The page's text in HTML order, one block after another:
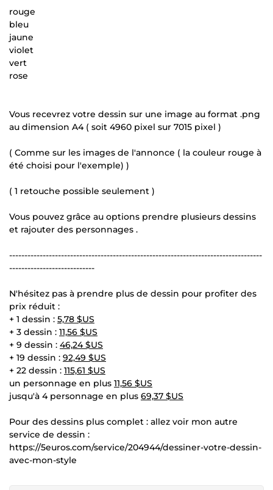
rouge
bleu
jaune
violet
vert
rose
Vous recevrez votre dessin sur une image au format .png
au dimension A4 ( soit 4960 pixel sur 7015 pixel )
( Comme sur les images de l'annonce ( la couleur rouge à
été choisi pour l'exemple) )
( 1 retouche possible seulement )
Vous pouvez grâce au options prendre plusieurs dessins
et rajouter des personnages .
-----------------------------------------------------------------------------------
----------------------------
N'hésitez pas à prendre plus de dessin pour profiter des
prix réduit :
+ 1 dessin : 5,78 $US
+ 3 dessin : 11,56 $US
+ 9 dessin : 46,24 $US
+ 19 dessin : 92,49 $US
+ 22 dessin : 115,61 $US
un personnage en plus 11,56 $US
jusqu'à 4 personnage en plus 69,37 $US
Pour des dessins plus complet : allez voir mon autre
service de dessin :
https://5euros.com/service/204944/dessiner-votre-dessin-
avec-mon-style